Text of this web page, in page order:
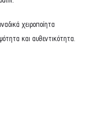
χειροποίητα
και αυθεντικότητα.